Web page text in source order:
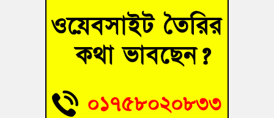
হোমনায় বিধবা নারীর জমি দখল ও জীবননাশের হুমকির অভিযোগ
বুড়িচংয়ে অতিথি পাখির আবাসস্থল সংরক্ষণে প্রশাসনের উদ্যোগ; ৯
বুড়িচংয়ে জুলাই গণঅভ্যুত্থান দিবস উদযাপন উপলক্ষে প্রস্তুতিমূলক